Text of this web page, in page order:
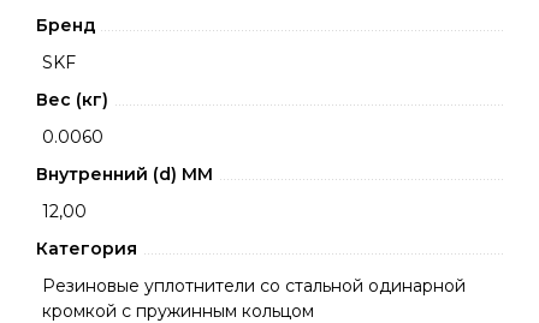
Бренд
SKF
Вес (кг)
0.0060
Внутренний (d) ММ
12,00
Категория
Резиновые уплотнители со стальной одинарной
кромкой с пружинным кольцом